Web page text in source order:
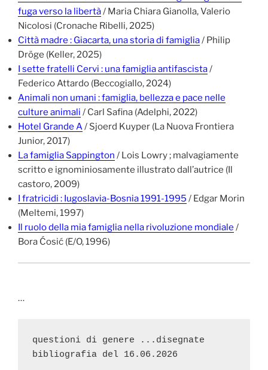
fuga verso la libertà/ Maria Chiara Gianolla, Valerio
Nicolosi (Cronache Ribelli, 2025)
Città madre : Giacarta, una storia di famiglia/ Philip
Dröge (Keller, 2025)
I sette fratelli Cervi : una famiglia antifascista/
Federico Attardo (Beccogiallo, 2024)
Animali non umani : famiglia, bellezza e pace nelle
culture animali / Carl Safina (Adelphi, 2022)
Hotel Grande A/ Sjoerd Kuyper (La Nuova Frontiera
Junior, 2017)
La famiglia Sappington / Lois Lowry ; malvagiamente
scritto e ignominiosamente illustrato dall’autrice (Il
castoro, 2009)
I fratricidi : Iugoslavia-Bosnia 1991-1995 / Edgar Morin
(Meltemi, 1997)
Il ruolo della mia famiglia nella rivoluzione mondiale /
Bora Ćosić (E/O, 1996)
…
questioni di genere ...disegnate
bibliografia del 16.06.2026